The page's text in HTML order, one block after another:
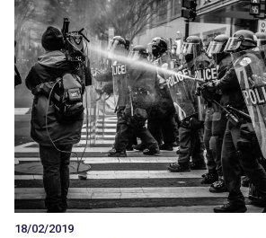
18/02/2019